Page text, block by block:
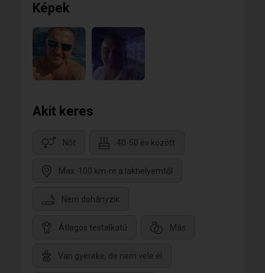
Képek
Akit keres
Nőt 40-50 év között
Max. 100 km-re a lakhelyemtől
Nem dohányzik
Átlagos testalkatú Más
Van gyereke, de nem vele él